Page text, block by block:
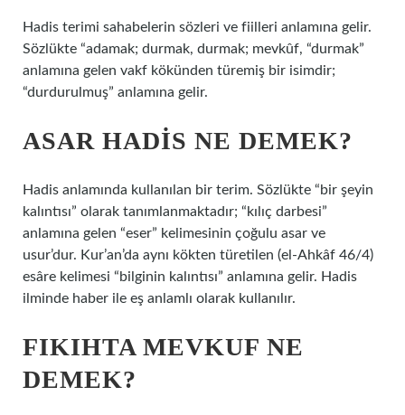
Hadis terimi sahabelerin sözleri ve fiilleri anlamına gelir.
Sözlükte “adamak; durmak, durmak; mevkûf, “durmak”
anlamına gelen vakf kökünden türemiş bir isimdir;
“durdurulmuş” anlamına gelir.
ASAR HADIS NE DEMEK?
Hadis anlamında kullanılan bir terim. Sözlükte “bir şeyin
kalıntısı” olarak tanımlanmaktadır; “kılıç darbesi”
anlamına gelen “eser” kelimesinin çoğulu asar ve
usur’dur. Kur’an’da aynı kökten türetilen (el-Ahkâf 46/4)
esâre kelimesi “bilginin kalıntısı” anlamına gelir. Hadis
ilminde haber ile eş anlamlı olarak kullanılır.
FIKIHTA MEVKUF NE
DEMEK?